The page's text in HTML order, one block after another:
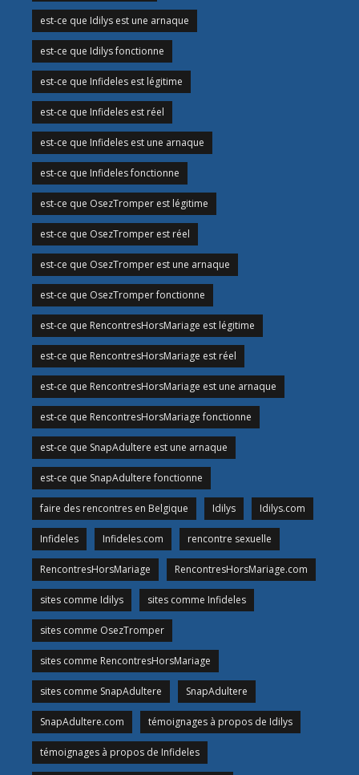
est-ce que Idilys est une arnaque
est-ce que Idilys fonctionne
est-ce que Infideles est légitime
est-ce que Infideles est réel
est-ce que Infideles est une arnaque
est-ce que Infideles fonctionne
est-ce que OsezTromper est légitime
est-ce que OsezTromper est réel
est-ce que OsezTromper est une arnaque
est-ce que OsezTromper fonctionne
est-ce que RencontresHorsMariage est légitime
est-ce que RencontresHorsMariage est réel
est-ce que RencontresHorsMariage est une arnaque
est-ce que RencontresHorsMariage fonctionne
est-ce que SnapAdultere est une arnaque
est-ce que SnapAdultere fonctionne
faire des rencontres en Belgique Idilys Idilys.com
Infideles Infideles.com rencontre sexuelle
RencontresHorsMariage RencontresHorsMariage.com
sites comme Idilys sites comme Infideles
sites comme OsezTromper
sites comme RencontresHorsMariage
sites comme SnapAdultere SnapAdultere
SnapAdultere.com témoignages à propos de Idilys
témoignages à propos de Infideles